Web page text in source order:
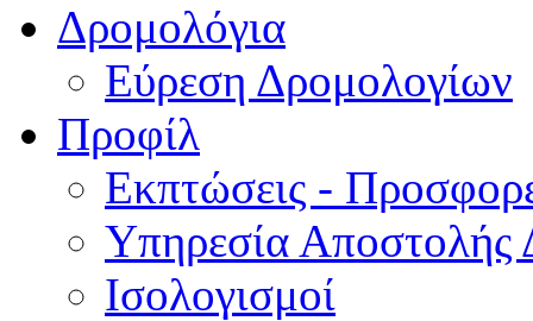
Δρομολόγια
Εύρεση Δρομολογίων
Προφίλ
Εκπτώσεις -
Υπηρεσία Αποστολής
Ισολογισμοί